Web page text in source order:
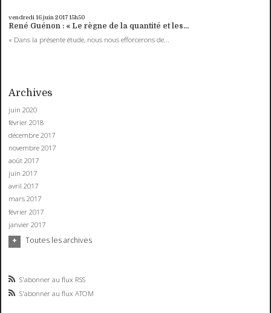
vendredi 16juin 201715h50
René Guénon : « Le règne de la quantité et les...
« Dans la présente étude, nous nous efforcerons de...
Archives
juin 2020
février 2018
décembre 2017
novembre 2017
août 2017
juin 2017
avril 2017
mars 2017
février 2017
janvier 2017
Toutes les archives
S'abonner au flux RSS
S'abonner au flux ATOM